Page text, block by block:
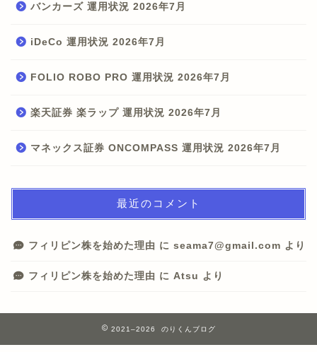
バンカーズ 運用状況 2026年7月
iDeCo 運用状況 2026年7月
FOLIO ROBO PRO 運用状況 2026年7月
楽天証券 楽ラップ 運用状況 2026年7月
マネックス証券 ONCOMPASS 運用状況 2026年7月
最近のコメント
フィリピン株を始めた理由 に seama7@gmail.com より
フィリピン株を始めた理由 に Atsu より
2021–2026 のりくんブログ